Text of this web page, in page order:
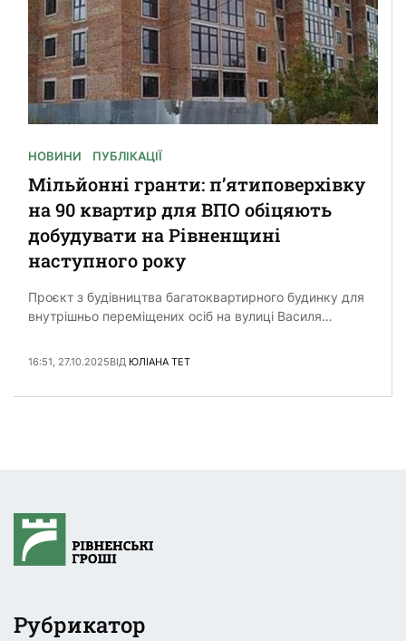
НОВИНИ ПУБЛІКАЦІЇ
Мільйонні гранти: п’ятиповерхівку
на 90 квартир для ВПО обіцяють
добудувати на Рівненщині
наступного року
Проєкт з будівництва багатоквартирного будинку для
внутрішньо переміщених осіб на вулиці Василя
провели кілька тендерних закупівель …
16:51, 27.10.2025ВІД ЮЛІАНА ТЕТ
Рубрикатор